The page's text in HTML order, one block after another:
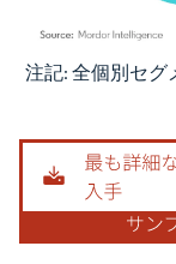
画像 © Mordor
注記: 全個別セグ